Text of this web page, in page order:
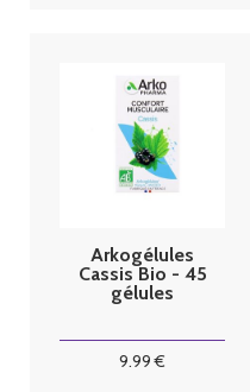
Arkogélules
Cassis Bio - 45
gélules
9.99 €